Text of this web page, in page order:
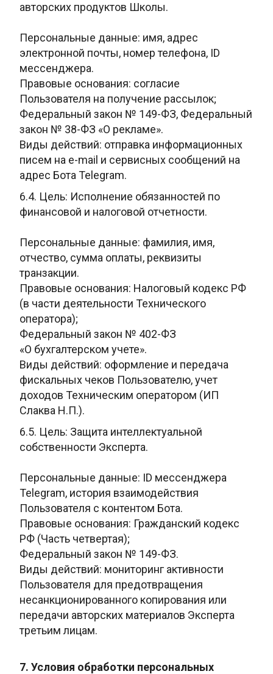
авторских продуктов Школы.
Персональные данные: имя, адрес
электронной почты, номер телефона, ID
мессенджера.
Правовые основания: согласие
Пользователя на получение рассылок;
Федеральный закон № 149-ФЗ, Федеральный
закон № 38-ФЗ «О рекламе».
Виды действий: отправка информационных
писем на e-mail и сервисных сообщений на
адрес Бота Telegram.
6.4. Цель: Исполнение обязанностей по
финансовой и налоговой отчетности.
Персональные данные: фамилия, имя,
отчество, сумма оплаты, реквизиты
транзакции.
Правовые основания: Налоговый кодекс РФ
(в части деятельности Технического
оператора);
Федеральный закон № 402-ФЗ
«О бухгалтерском учете».
Виды действий: оформление и передача
фискальных чеков Пользователю, учет
доходов Техническим оператором (ИП
Слаква Н.П.).
6.5. Цель: Защита интеллектуальной
собственности Эксперта.
Персональные данные: ID мессенджера
Telegram, история взаимодействия
Пользователя с контентом Бота.
Правовые основания: Гражданский кодекс
РФ (Часть четвертая);
Федеральный закон № 149-ФЗ.
Виды действий: мониторинг активности
Пользователя для предотвращения
несанкционированного копирования или
передачи авторских материалов Эксперта
третьим лицам.
7. Условия обработки персональных